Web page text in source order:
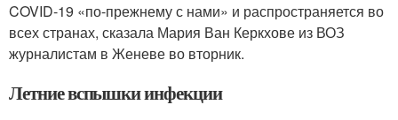
COVID-19 «по-прежнему с нами» и распространяется во
всех странах, сказала Мария Ван Керкхове из ВОЗ
журналистам в Женеве во вторник.
Летние вспышки инфекции